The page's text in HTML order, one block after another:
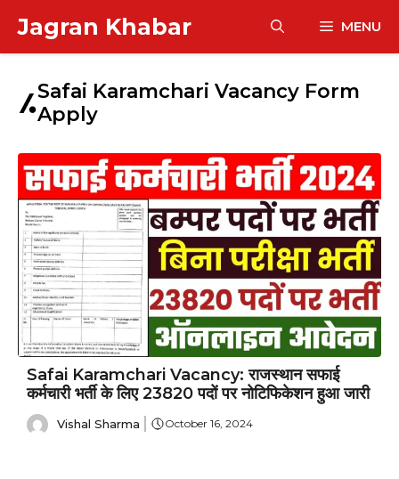
content
Jagran Khabar MENU
Safai Karamchari Vacancy Form
Apply
Safai Karamchari Vacancy: राजस्थान सफाई
कर्मचारी भर्ती के लिए 23820 पदों पर नोटिफिकेशन हुआ जारी
Vishal Sharma October 16, 2024